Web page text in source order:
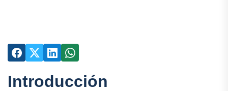
Introducción